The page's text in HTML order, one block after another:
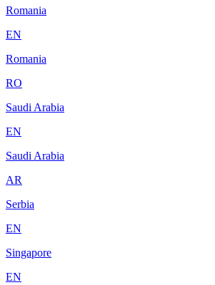
Romania
EN
Romania
RO
Saudi Arabia
EN
Saudi Arabia
AR
Serbia
EN
Singapore
EN